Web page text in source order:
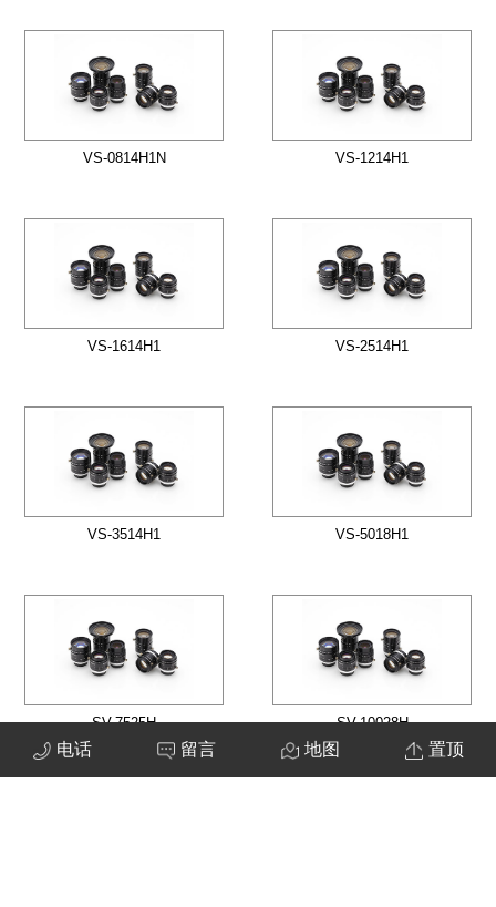
VS-0814H1N VS-1214H1
VS-1614H1 VS-2514H1
VS-3514H1 VS-5018H1
SV-7525H SV-10028H
电话 留言 地图 置顶